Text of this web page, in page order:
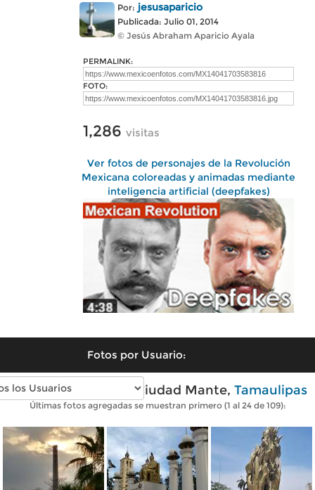
Por: jesusaparicio
Publicada: Julio 01, 2014
© Jesús Abraham Aparicio Ayala
PERMALINK:
FOTO:
1,286 visitas
Ver fotos de personajes de la Revolución
Mexicana coloreadas y animadas mediante
inteligencia artificial (deepfakes)
Fotos por Usuario:
Fotos modernas de Ciudad Mante, Tamaulipas
Últimas fotos agregadas se muestran primero (1 al 24 de 109):